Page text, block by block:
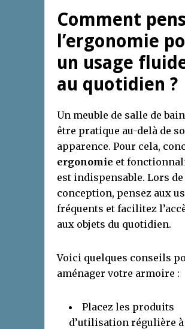
Comment
l’ergonomie
un usage
au quotidien ?
Un meuble de salle de
être pratique au-delà de
apparence. Pour cela,
ergonomie et
est indispensable. Lors de
conception, pensez aux
fréquents et facilitez
aux objets du quotidien.
Voici quelques conseils
aménager votre armoire :
Placez les produits
d’utilisation régulière à